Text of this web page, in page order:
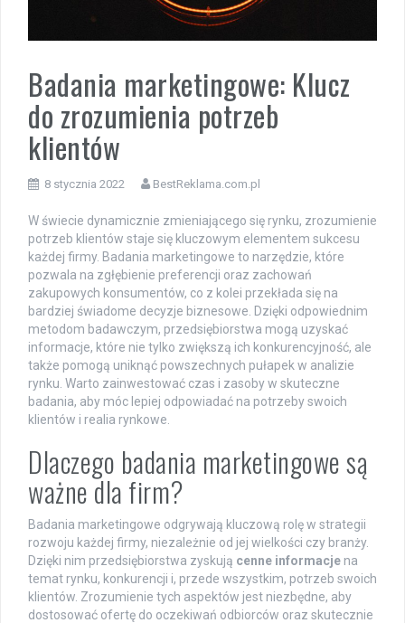
Badania marketingowe: Klucz
do zrozumienia potrzeb
klientów
8 stycznia 2022 BestReklama.com.pl
W świecie dynamicznie zmieniającego się rynku, zrozumienie
potrzeb klientów staje się kluczowym elementem sukcesu
każdej firmy. Badania marketingowe to narzędzie, które
pozwala na zgłębienie preferencji oraz zachowań
zakupowych konsumentów, co z kolei przekłada się na
bardziej świadome decyzje biznesowe. Dzięki odpowiednim
metodom badawczym, przedsiębiorstwa mogą uzyskać
informacje, które nie tylko zwiększą ich konkurencyjność, ale
także pomogą uniknąć powszechnych pułapek w analizie
rynku. Warto zainwestować czas i zasoby w skuteczne
badania, aby móc lepiej odpowiadać na potrzeby swoich
klientów i realia rynkowe.
Dlaczego badania marketingowe są
ważne dla firm?
Badania marketingowe odgrywają kluczową rolę w strategii
rozwoju każdej firmy, niezależnie od jej wielkości czy branży.
Dzięki nim przedsiębiorstwa zyskują cenne informacje na
temat rynku, konkurencji i, przede wszystkim, potrzeb swoich
klientów. Zrozumienie tych aspektów jest niezbędne, aby
dostosować ofertę do oczekiwań odbiorców oraz skutecznie